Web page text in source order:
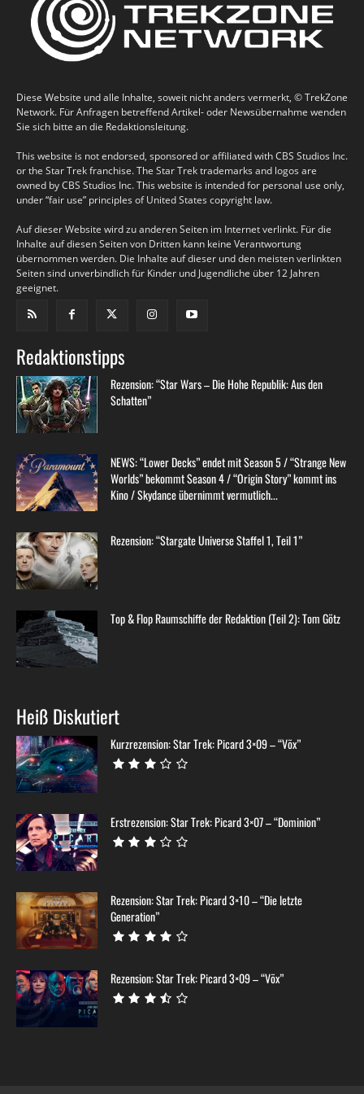
Diese Website und alle Inhalte, soweit nicht anders vermerkt, © TrekZone
Network. Für Anfragen betreffend Artikel- oder Newsübernahme wenden
Sie sich bitte an die Redaktionsleitung.
This website is not endorsed, sponsored or affiliated with CBS Studios Inc.
or the Star Trek franchise. The Star Trek trademarks and logos are
owned by CBS Studios Inc. This website is intended for personal use only,
under “fair use” principles of United States copyright law.
Auf dieser Website wird zu anderen Seiten im Internet verlinkt. Für die
Inhalte auf diesen Seiten von Dritten kann keine Verantwortung
übernommen werden. Die Inhalte auf dieser und den meisten verlinkten
Seiten sind unverbindlich für Kinder und Jugendliche über 12 Jahren
geeignet.
Redaktionstipps
Rezension: “Star Wars – Die Hohe Republik: Aus den
Schatten”
NEWS: “Lower Decks” endet mit Season 5 / “Strange New
Worlds” bekommt Season 4 / “Origin Story” kommt ins
Kino / Skydance übernimmt vermutlich...
Rezension: “Stargate Universe Staffel 1, Teil 1”
Top & Flop Raumschiffe der Redaktion (Teil 2): Tom Götz
Heiß Diskutiert
Kurzrezension: Star Trek: Picard 3×09 – “Võx”
Erstrezension: Star Trek: Picard 3×07 – “Dominion”
Rezension: Star Trek: Picard 3×10 – “Die letzte
Generation”
Rezension: Star Trek: Picard 3×09 – “Võx”